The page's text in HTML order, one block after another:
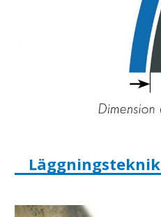
Läggningsteknik